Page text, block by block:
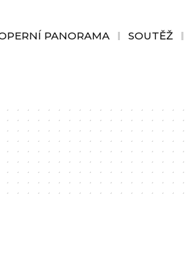
PANORAMA SOUTĚŽ